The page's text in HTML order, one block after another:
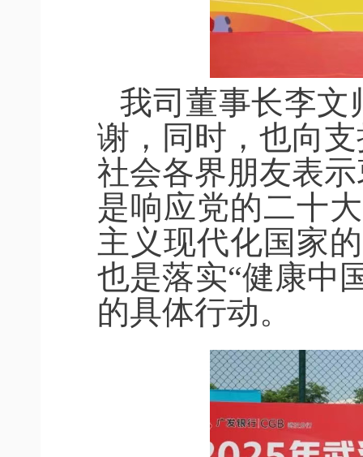
我司董事长李文
谢，同时，也向
社会各界朋友表
是响应党的二十大
主义现代化国家
也是落实“健康中
的具体行动。